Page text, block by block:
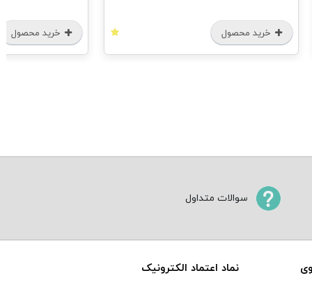
خرید محصول خرید محصول
سوالات متداول
نماد اعتماد الکترونیک